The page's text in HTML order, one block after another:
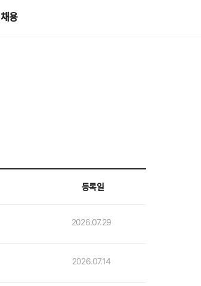
채용
등록일
2026.07.29
2026.07.14